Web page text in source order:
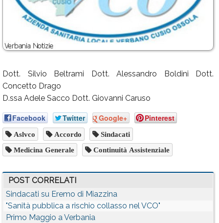
Dott. Silvio Beltrami Dott. Alessandro Boldini Dott.
Concetto Drago
D.ssa Adele Sacco Dott. Giovanni Caruso
Facebook Twitter Google+ Pinterest
Aslvco Accordo Sindacati
Medicina Generale Continuità Assistenziale
POST CORRELATI
Sindacati su Eremo di Miazzina
"Sanità pubblica a rischio collasso nel VCO"
Primo Maggio a Verbania